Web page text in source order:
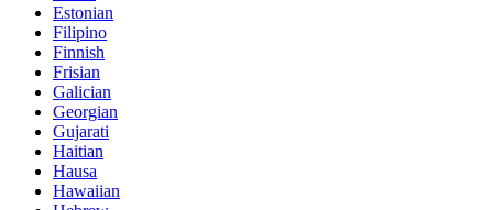
Estonian
Filipino
Finnish
Frisian
Galician
Georgian
Gujarati
Haitian
Hausa
Hawaiian